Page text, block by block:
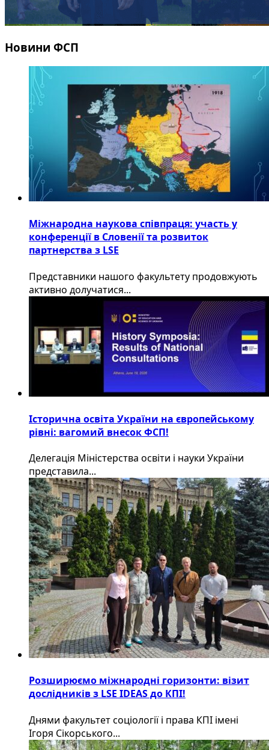
Новини ФСП
Міжнародна наукова співпраця: участь у
конференції в Словенії та розвиток
партнерства з LSE
​Представники нашого факультету продовжують
активно долучатися...
Історична освіта України на європейському
рівні: вагомий внесок ФСП!
Делегація Міністерства освіти і науки України
представила...
Розширюємо міжнародні горизонти: візит
дослідників з LSE IDEAS до КПІ!
Днями факультет соціології і права КПІ імені
Ігоря Сікорського...